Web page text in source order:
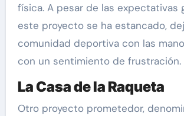
física. A pesar de las expectativas
este proyecto se ha estancado,
comunidad deportiva con las
con un sentimiento de frustración.
La Casa de la Raqueta
Otro proyecto prometedor,